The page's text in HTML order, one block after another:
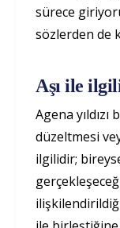
sürece
sözlerden de
Aşı ile
Agena
düzeltmesi
ilgilidir;